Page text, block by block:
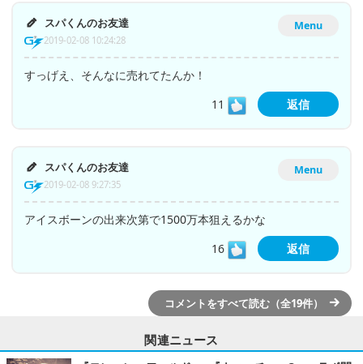
Menu
スパくんのお友達
2019-02-08 10:24:28
すっげえ、そんなに売れてたんか！
11
返信
Menu
スパくんのお友達
2019-02-08 9:27:35
アイスボーンの出来次第で1500万本狙えるかな
16
返信
コメントをすべて読む（全19件）
関連ニュース